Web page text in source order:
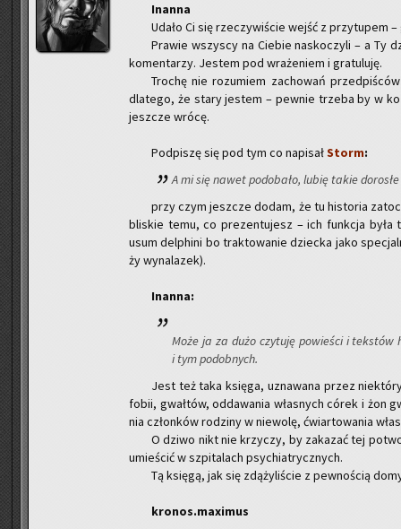
In­an­na
Udało Ci się rze­czy­wi­ście wejść z przy­tu­pem
Pra­wie wszy­scy na Cie­bie na­sko­czy­li – a Ty
ko­men­ta­rzy. Je­stem pod wra­że­niem i gra­tu­lu­ję.
Tro­chę nie ro­zu­miem za­cho­wań
dla­te­go, że stary je­stem – pew­nie trze­ba by w
jesz­cze wrócę.
Pod­pi­szę się pod tym co na­pi­sałStorm:
A mi się nawet po­do­ba­ło, lubię takie
przy czym jesz­cze dodam, że tu hi­sto­ria
bli­skie temu, co pre­zen­tu­jesz – ich funk­cja
usum del­phi­ni bo trak­to­wa­nie dziec­ka jako
ży wy­na­la­zek).
In­an­na:
Może ja za dużo czy­tu­ję po­wie­ści i tek­stów
i tym po­dob­nych.
Jest też taka księ­ga, uzna­wa­na przez
fo­bii, gwał­tów, od­da­wa­nia wła­snych córek i żon
nia człon­ków ro­dzi­ny w nie­wo­lę, ćwiar­to­wa­nia
O dziwo nikt nie krzy­czy, by za­ka­zać tej
umie­ścić w szpi­ta­lach psy­chia­trycz­nych.
Tą księ­gą, jak się zdą­ży­li­ście z pew­no­ścią
kronos.maximus